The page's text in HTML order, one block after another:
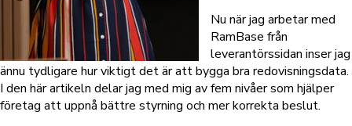
Nu när jag arbetar med
RamBase från
leverantörssidan inser jag
ännu tydligare hur viktigt det är att bygga bra redovisningsdata.
I den här artikeln delar jag med mig av fem nivåer som hjälper
företag att uppnå bättre styrning och mer korrekta beslut.